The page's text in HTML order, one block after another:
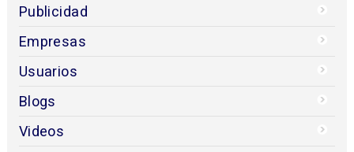
Publicidad
Empresas
Usuarios
Blogs
Videos